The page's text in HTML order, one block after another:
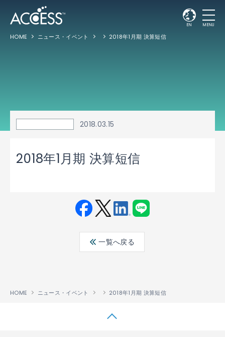
EN MENU
HOME ニュース・イベント 2018年1月期 決算短信
2018.03.15
2018年1月期 決算短信
ebo ter
edin
一覧へ戻る
HOME ニュース・イベント 2018年1月期 決算短信